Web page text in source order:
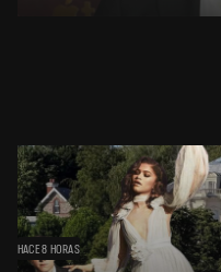
HACE 8 HORAS